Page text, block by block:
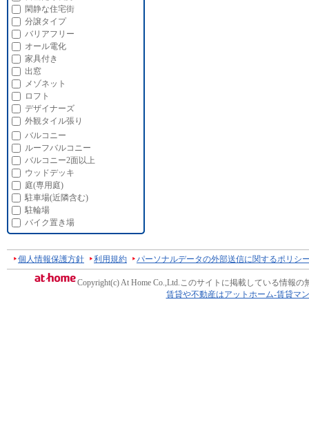
閑静な住宅街
分譲タイプ
バリアフリー
オール電化
家具付き
出窓
メゾネット
ロフト
デザイナーズ
外観タイル張り
バルコニー
ルーフバルコニー
バルコニー2面以上
ウッドデッキ
庭(専用庭)
駐車場(近隣含む)
駐輪場
バイク置き場
個人情報保護方針 利用規約 パーソナルデータの外部送信に関するポリシ
Copyright(c) At Home Co.,Ltd.このサイトに掲載している情報の
賃貸や不動産はアットホーム-賃貸マ